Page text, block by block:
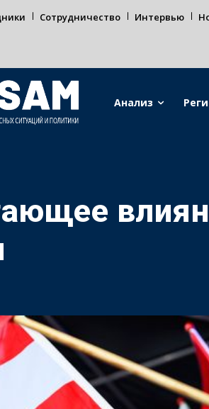
Сотрудничество Интервью
Анализ